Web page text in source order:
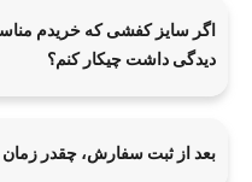
اگر سایز کفشی که خریدم
دیدگی داشت چیکار کنم؟
بعد از ثبت سفارش، چقدر